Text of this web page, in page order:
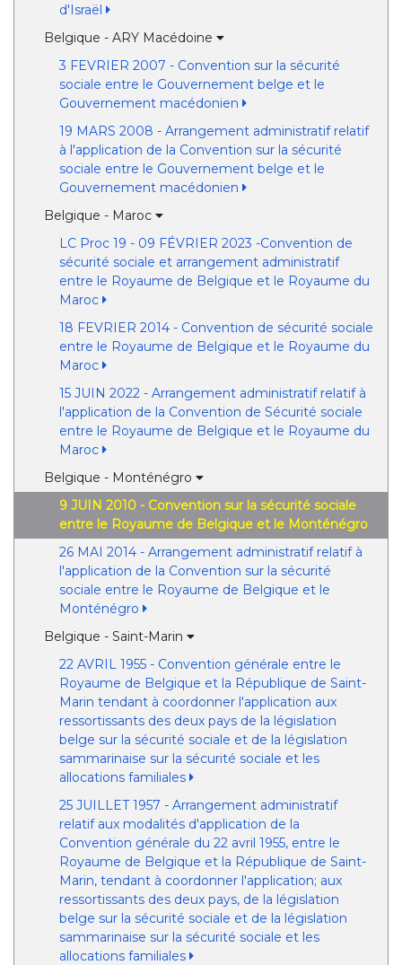
d'Israël
Belgique - ARY Macédoine
3 FEVRIER 2007 - Convention sur la sécurité
sociale entre le Gouvernement belge et le
Gouvernement macédonien
19 MARS 2008 - Arrangement administratif relatif
à l'application de la Convention sur la sécurité
sociale entre le Gouvernement belge et le
Gouvernement macédonien
Belgique - Maroc
LC Proc 19 - 09 FÉVRIER 2023 -Convention de
sécurité sociale et arrangement administratif
entre le Royaume de Belgique et le Royaume du
Maroc
18 FEVRIER 2014 - Convention de sécurité sociale
entre le Royaume de Belgique et le Royaume du
Maroc
15 JUIN 2022 - Arrangement administratif relatif à
l'application de la Convention de Sécurité sociale
entre le Royaume de Belgique et le Royaume du
Maroc
Belgique - Monténégro
9 JUIN 2010 - Convention sur la sécurité sociale
entre le Royaume de Belgique et le Monténégro
26 MAI 2014 - Arrangement administratif relatif à
l'application de la Convention sur la sécurité
sociale entre le Royaume de Belgique et le
Monténégro
Belgique - Saint-Marin
22 AVRIL 1955 - Convention générale entre le
Royaume de Belgique et la République de Saint-
Marin tendant à coordonner l'application aux
ressortissants des deux pays de la législation
belge sur la sécurité sociale et de la législation
sammarinaise sur la sécurité sociale et les
allocations familiales
25 JUILLET 1957 - Arrangement administratif
relatif aux modalités d'application de la
Convention générale du 22 avril 1955, entre le
Royaume de Belgique et la République de Saint-
Marin, tendant à coordonner l'application; aux
ressortissants des deux pays, de la législation
belge sur la sécurité sociale et de la législation
sammarinaise sur la sécurité sociale et les
allocations familiales